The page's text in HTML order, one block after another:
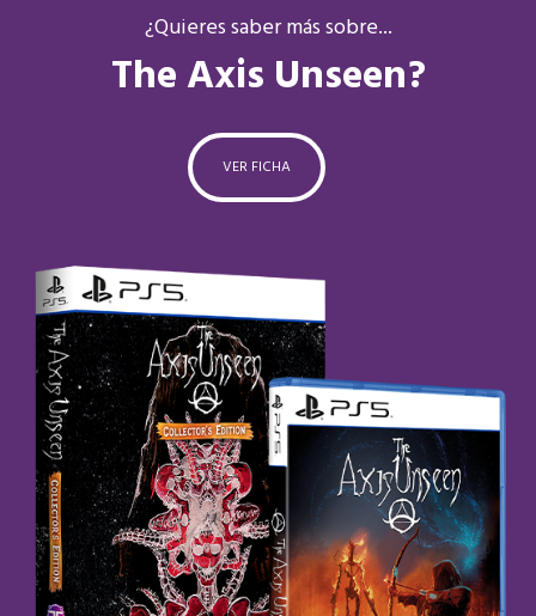
¿Quieres saber más sobre...
The Axis Unseen?
VER FICHA